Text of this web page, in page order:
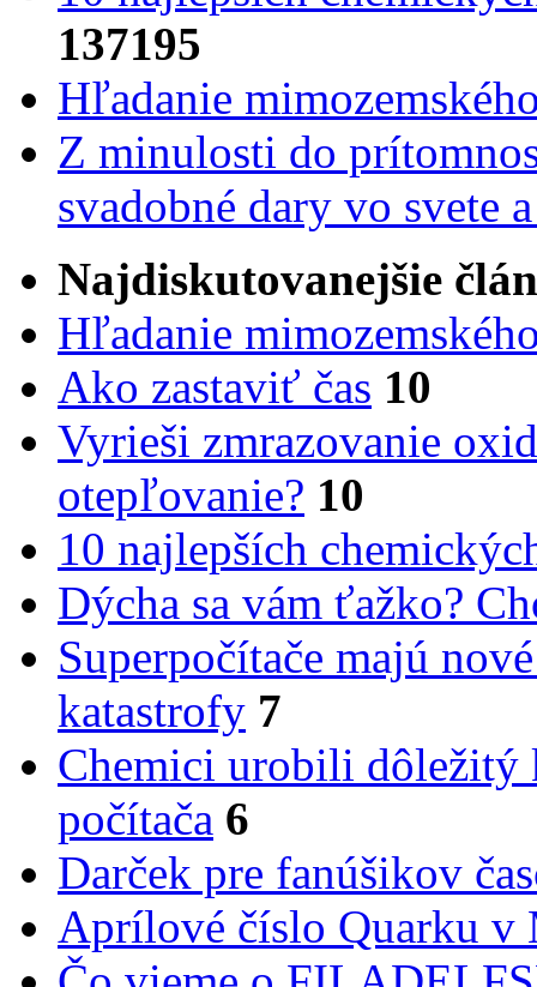
137195
Hľadanie
Z minulosti do
svadobné dary vo svete
Najdiskutovanejšie
Hľadanie
Ako zastaviť čas 10
Vyrieši zmrazovanie
otepľovanie? 10
10 najlepších
Dýcha sa vám ťažko?
Superpočítače majú
katastrofy 7
Chemici urobili dôležitý
počítača 6
Darček pre fanúšikov
Aprílové číslo Quarku v